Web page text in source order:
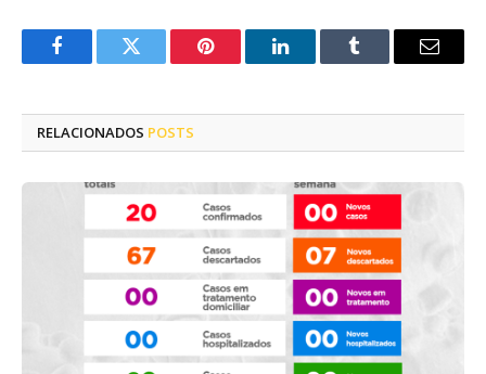
FacebookTwitter Pinterest LinkedInTumblr
E-
RELACIONADOS POSTS